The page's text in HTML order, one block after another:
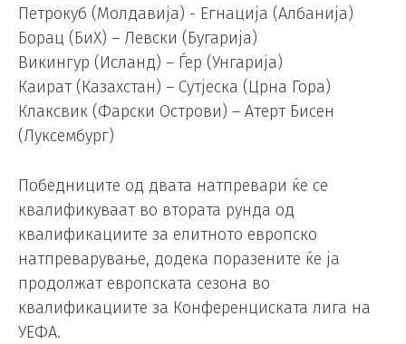
Петрокуб (Молдавија) ​​- Егнација (Албанија)
Борац (БиХ) – Левски (Бугарија)
Викингур (Исланд) – Ѓер (Унгарија)
Каират (Казахстан) – Сутјеска (Црна Гора)
Клаксвик (Фарски Острови) – Атерт Бисен
(Луксембург)
Победниците од двата натпревари ќе се
квалификуваат во втората рунда од
квалификациите за елитното европско
натпреварување, додека поразените ќе ја
продолжат европската сезона во
квалификациите за Конференциската лига на
УЕФА.